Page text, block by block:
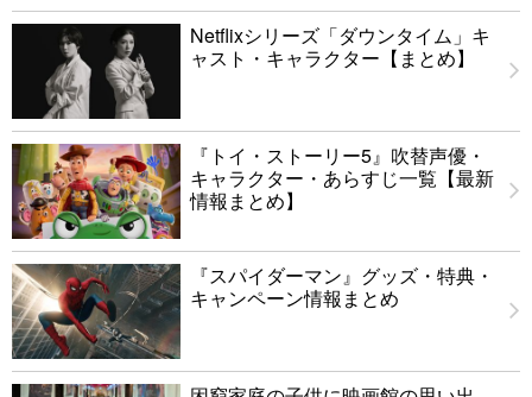
Netflixシリーズ「ダウンタイム」キ
ャスト・キャラクター【まとめ】
『トイ・ストーリー5』吹替声優・
キャラクター・あらすじ一覧【最新
情報まとめ】
『スパイダーマン』グッズ・特典・
キャンペーン情報まとめ